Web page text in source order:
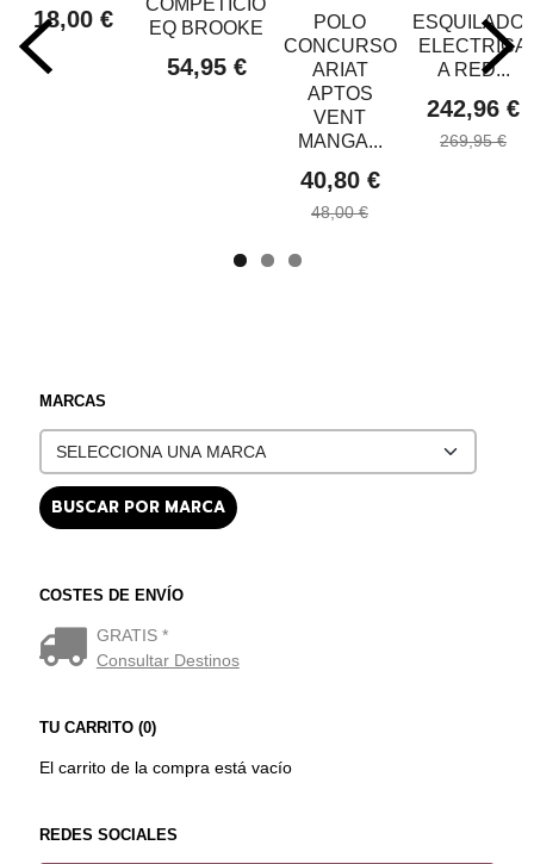
MARCAS
COSTES DE ENVÍO
GRATIS *
Consultar Destinos
TU CARRITO (0)
El carrito de la compra está vacío
REDES SOCIALES
18,00 €
COMPETICION
EQ BROOKE
54,95 €
POLO
CONCURSO
ARIAT
APTOS
VENT
MANGA...
40,80 €
48,00 €
ELECTRICA
A RED...
242,96 €
269,95 €